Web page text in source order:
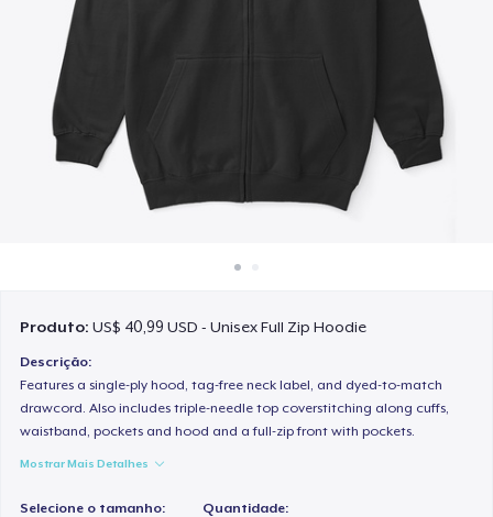
Produto:US$ 40,99 USD - Unisex Full Zip Hoodie
Descrição:
Features a single-ply hood, tag-free neck label, and dyed-to-match
drawcord. Also includes triple-needle top coverstitching along cuffs,
waistband, pockets and hood and a full-zip front with pockets.
Mostrar Mais Detalhes
Selecione o tamanho: Quantidade: